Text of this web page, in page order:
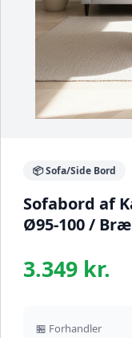
📦 Sofa/Side Bord
Sofabord af
Ø95-100 /
3.349 kr.
🏪 Forhandler